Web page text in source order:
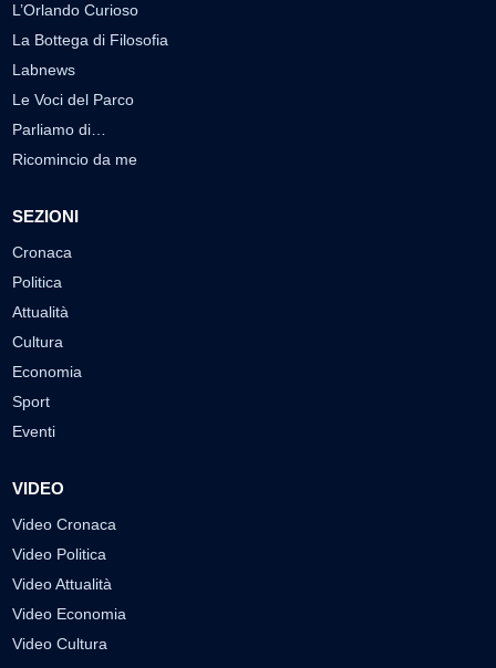
L’Orlando Curioso
La Bottega di Filosofia
Labnews
Le Voci del Parco
Parliamo di…
Ricomincio da me
SEZIONI
Cronaca
Politica
Attualità
Cultura
Economia
Sport
Eventi
VIDEO
Video Cronaca
Video Politica
Video Attualità
Video Economia
Video Cultura